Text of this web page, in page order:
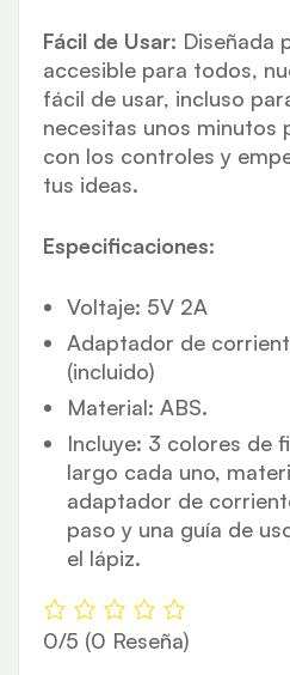
Fácil de Usar: Diseñada
accesible para todos,
fácil de usar, incluso
necesitas unos minutos
con los controles y
tus ideas.
Especificaciones:
Voltaje: 5V 2A
Adaptador de
(incluido)
Material: ABS.
Incluye: 3 colores de
largo cada uno,
adaptador de
paso y una guía de
el lápiz.
0/5 (0 Reseña)